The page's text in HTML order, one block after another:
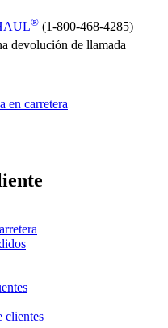
® (1-800-468-4285)
devolución de llamada
en carretera
clientes